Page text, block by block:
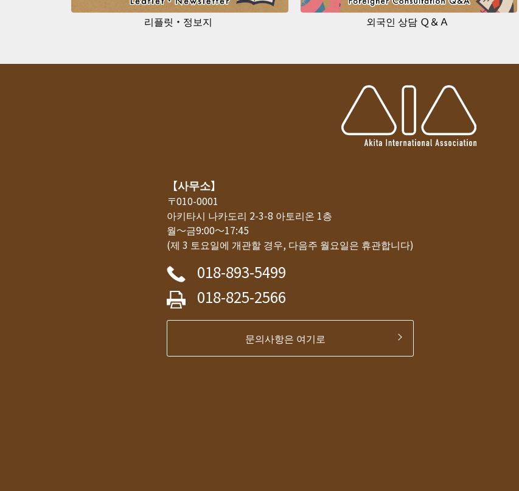
리플릿・정보지 외국인 상담 Ｑ＆Ａ
【사무소】
〒010-0001
아키타시 나카도리 2-3-8 아토리온 1층
월～금9:00～17:45
(제 3 토요일에 개관할 경우, 다음주 월요일은 휴관합니다)
018-893-5499
018-825-2566
문의사항은 여기로